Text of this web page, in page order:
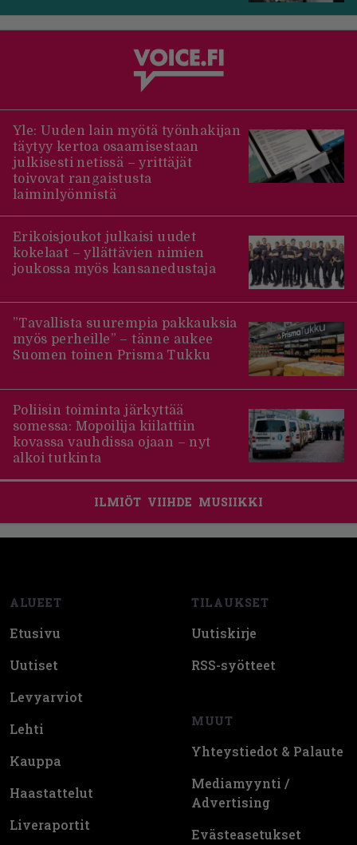
Yle: Uuden lain myötä työnhakijan
täytyy kertoa osaamisestaan
julkisesti netissä – yrittäjät
toivovat rangaistusta
laiminlyönnistä
Erikoisjoukot julkaisi uudet
kokelaat – yllättävien nimien
joukossa myös kansanedustaja
”Tavallista suurempia pakkauksia
myös perheille” – tänne aukee
Suomen toinen Prisma Tukku
Poliisin toiminta järkyttää
somessa: Mopoilija kiilattiin
kovassa vauhdissa ojaan – nyt
alkoi tutkinta
ILMIÖT VIIHDE MUSIIKKI
ALUEET
Etusivu
Uutiset
Levyarviot
Lehti
Kauppa
Haastattelut
Liveraportit
TILAUKSET
Uutiskirje
RSS-syötteet
MUUT
Yhteystiedot & Palaute
Mediamyynti /
Advertising
Evästeasetukset